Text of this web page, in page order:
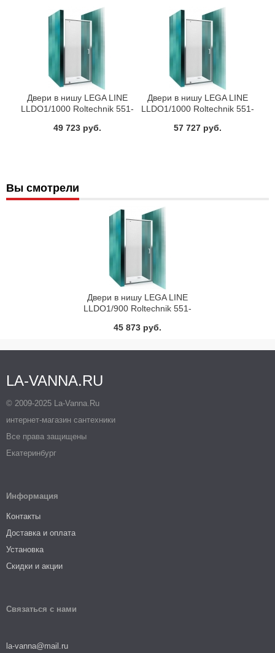
Двери в нишу LEGA LINE
LLDO1/1000 Roltechnik 551-
49 723 руб.
Двери в нишу LEGA LINE
LLDO1/1000 Roltechnik 551-
57 727 руб.
Вы смотрели
Двери в нишу LEGA LINE
LLDO1/900 Roltechnik 551-
45 873 руб.
LA-VANNA.RU
© 2009-2025 La-Vanna.Ru
интернет-магазин сантехники
Все права защищены
Екатеринбург
Информация
Контакты
Доставка и оплата
Установка
Скидки и акции
Связаться с нами
la-vanna@mail.ru